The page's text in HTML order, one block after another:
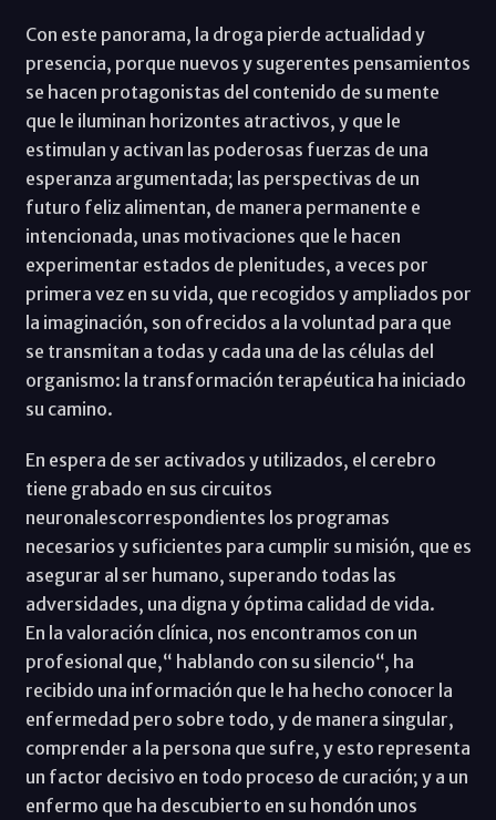
Con este panorama, la droga pierde actualidad y
presencia, porque nuevos y sugerentes pensamientos
se hacen protagonistas del contenido de su mente
que le iluminan horizontes atractivos, y que le
estimulan y activan las poderosas fuerzas de una
esperanza argumentada; las perspectivas de un
futuro feliz alimentan, de manera permanente e
intencionada, unas motivaciones que le hacen
experimentar estados de plenitudes, a veces por
primera vez en su vida, que recogidos y ampliados por
la imaginación, son ofrecidos a la voluntad para que
se transmitan a todas y cada una de las células del
organismo: la transformación terapéutica ha iniciado
su camino.
En espera de ser activados y utilizados, el cerebro
tiene grabado en sus circuitos
neuronalescorrespondientes los programas
necesarios y suficientes para cumplir su misión, que es
asegurar al ser humano, superando todas las
adversidades, una digna y óptima calidad de vida.
En la valoración clínica, nos encontramos con un
profesional que,“ hablando con su silencio“, ha
recibido una información que le ha hecho conocer la
enfermedad pero sobre todo, y de manera singular,
comprender a la persona que sufre, y esto representa
un factor decisivo en todo proceso de curación; y a un
enfermo que ha descubierto en su hondón unos